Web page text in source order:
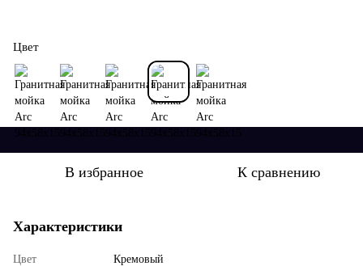
Цвет
В избранное К сравнению
Характеристики
Цвет
Кремовый